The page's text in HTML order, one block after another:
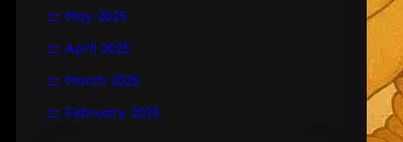
May 2025
April 2025
March 2025
February 2025